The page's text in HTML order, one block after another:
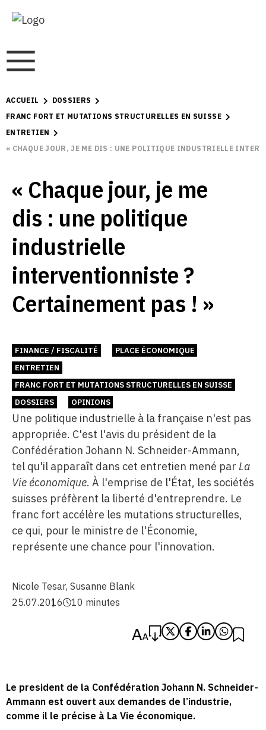
ACCUEIL
DOSSIERS
FRANC FORT ET MUTATIONS STRUCTURELLES EN SUISSE
ENTRETIEN
« CHAQUE JOUR, JE ME DIS : UNE POLITIQUE INDUSTRIELLE
« Chaque jour, je me
dis : une politique
industrielle
interventionniste ?
Certainement pas ! »
FINANCE / FISCALITÉ
PLACE ÉCONOMIQUE
ENTRETIEN
FRANC FORT ET MUTATIONS STRUCTURELLES EN SUISSE
DOSSIERS
OPINIONS
Une politique industrielle à la française n'est pas
appropriée. C'est l'avis du président de la
Confédération Johann N. Schneider-Ammann,
tel qu'il apparaît dans cet entretien mené par La
Vie économique. À l'emprise de l'État, les sociétés
suisses préfèrent la liberté d'entreprendre. Le
franc fort accélère les mutations structurelles,
ce qui, pour le ministre de l'Économie,
représente une chance pour l'innovation.
Nicole Tesar, Susanne Blank
25.07.2016
10 minutes
Le president de la Confédération Johann N. Schneider-
Ammann est ouvert aux demandes de l’industrie,
comme il le précise à La Vie économique.